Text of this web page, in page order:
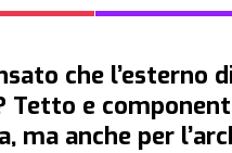
che l’esterno
Tetto e
ma anche per